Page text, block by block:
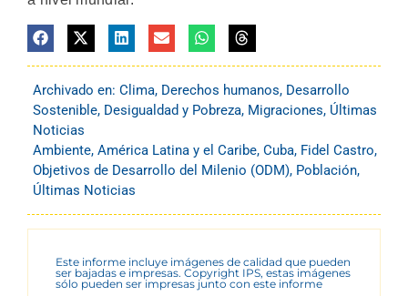
Archivado en: Clima, Derechos humanos, Desarrollo
Sostenible, Desigualdad y Pobreza, Migraciones, Últimas
Noticias
Ambiente, América Latina y el Caribe, Cuba, Fidel Castro,
Objetivos de Desarrollo del Milenio (ODM), Población,
Últimas Noticias
Este informe incluye imágenes de calidad que pueden
ser bajadas e impresas. Copyright IPS, estas imágenes
sólo pueden ser impresas junto con este informe